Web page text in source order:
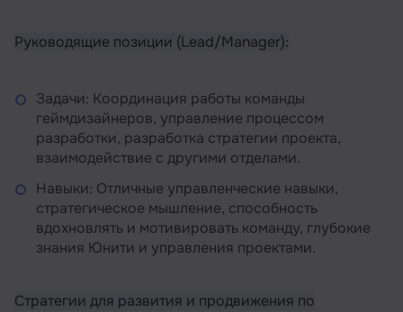
Руководящие позиции (Lead/Manager):
Задачи: Координация работы команды
геймдизайнеров, управление процессом
разработки, разработка стратегии проекта,
взаимодействие с другими отделами.
Навыки: Отличные управленческие навыки,
стратегическое мышление, способность
вдохновлять и мотивировать команду, глубокие
знания Юнити и управления проектами.
Стратегии для развития и продвижения по